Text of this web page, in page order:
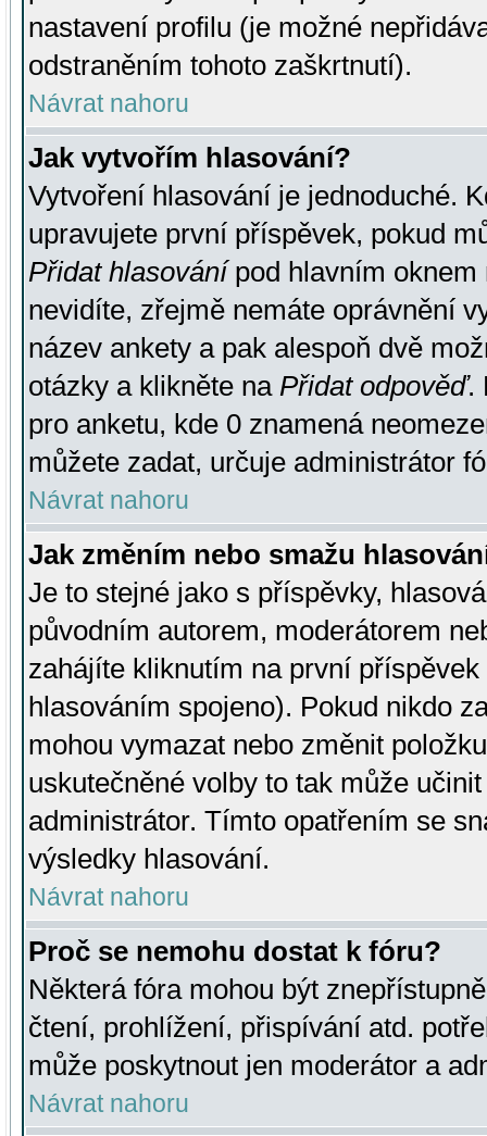
nastavení profilu (je možné
odstraněním tohoto zaškrtnutí).
Návrat nahoru
Jak vytvořím hlasování?
Vytvoření hlasování je jednoduché.
upravujete první příspěvek, pokud
Přidat hlasovánípod hlavním oknem
nevidíte, zřejmě nemáte oprávnění
název ankety a pak alespoň dvě
otázky a klikněte na Přidat odpověď.
pro anketu, kde 0 znamená
můžete zadat, určuje administrátor
Návrat nahoru
Jak změním nebo smažu
Je to stejné jako s příspěvky,
původním autorem, moderátorem
zahájíte kliknutím na první
hlasováním spojeno). Pokud nikdo
mohou vymazat nebo změnit
uskutečněné volby to tak může
administrátor. Tímto opatřením se
výsledky hlasování.
Návrat nahoru
Proč se nemohu dostat k fóru?
Některá fóra mohou být
čtení, prohlížení, přispívání atd.
může poskytnout jen moderátor a
Návrat nahoru